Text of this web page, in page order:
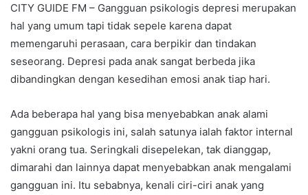
CITY GUIDE FM – Gangguan psikologis depresi merupakan
hal yang umum tapi tidak sepele karena dapat
memengaruhi perasaan, cara berpikir dan tindakan
seseorang. Depresi pada anak sangat berbeda jika
dibandingkan dengan kesedihan emosi anak tiap hari.
Ada beberapa hal yang bisa menyebabkan anak alami
gangguan psikologis ini, salah satunya ialah faktor internal
yakni orang tua. Seringkali disepelekan, tak dianggap,
dimarahi dan lainnya dapat menyebabkan anak mengalami
gangguan ini. Itu sebabnya, kenali ciri-ciri anak yang